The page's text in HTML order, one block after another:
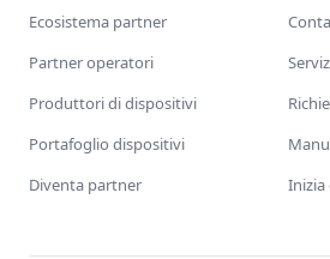
Ecosistema partner
Partner operatori
Produttori di dispositivi
Portafoglio dispositivi
Diventa partner
Inizia